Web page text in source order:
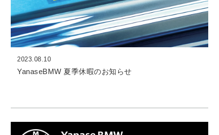
2023.08.10
YanaseBMW 夏季休暇のお知らせ